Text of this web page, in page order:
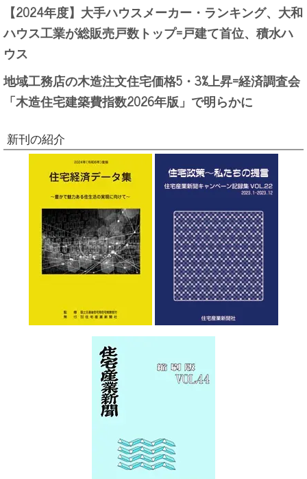
【2024年度】大手ハウスメーカー・ランキング、大和
ハウス工業が総販売戸数トップ=戸建て首位、積水ハ
ウス
地域工務店の木造注文住宅価格5・3%上昇=経済調査会
「木造住宅建築費指数2026年版」で明らかに
新刊の紹介